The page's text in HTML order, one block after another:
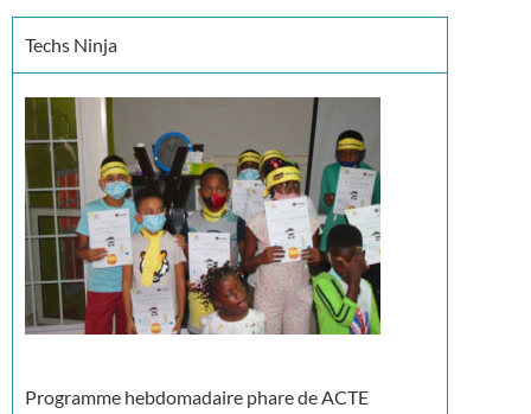
Techs Ninja
Programme hebdomadaire phare de ACTE